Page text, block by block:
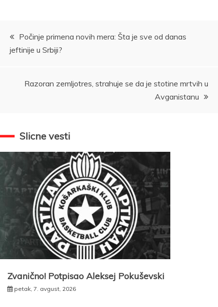
Kretanje
članka
Počinje primena novih mera: Šta je sve od danas
jeftinije u Srbiji?
Razoran zemljotres, strahuje se da je stotine mrtvih u
Avganistanu
Slicne vesti
Zvanično! Potpisao Aleksej Pokuševski
petak, 7. avgust, 2026